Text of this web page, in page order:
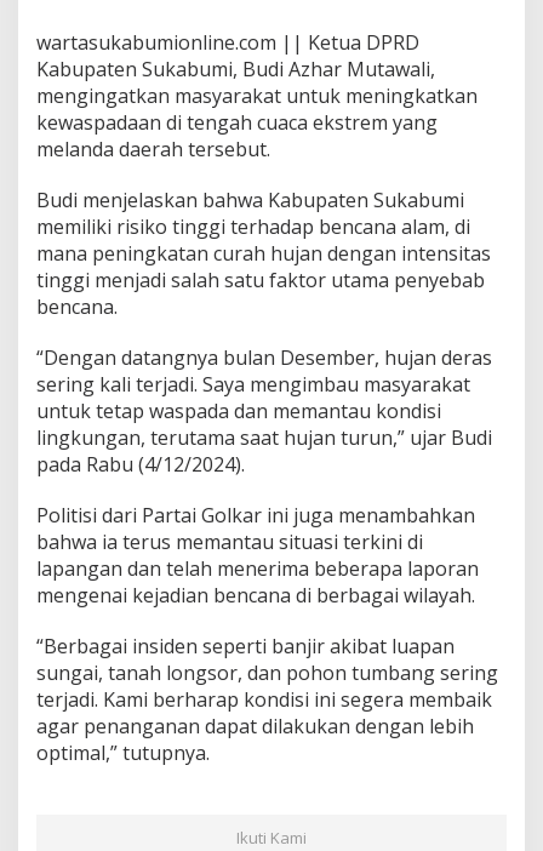
u
t
a
w
l
I
m
b
a
u
r
g
W
a
a
d
a
d
i
e
g
a
h
a
wartasukabumionline.com || Ketua DPRD
Kabupaten Sukabumi, Budi Azhar Mutawali,
mengingatkan masyarakat untuk meningkatkan
kewaspadaan di tengah cuaca ekstrem yang
melanda daerah tersebut.
Budi menjelaskan bahwa Kabupaten Sukabumi
memiliki risiko tinggi terhadap bencana alam, di
mana peningkatan curah hujan dengan intensitas
tinggi menjadi salah satu faktor utama penyebab
bencana.
“Dengan datangnya bulan Desember, hujan deras
sering kali terjadi. Saya mengimbau masyarakat
untuk tetap waspada dan memantau kondisi
lingkungan, terutama saat hujan turun,” ujar Budi
pada Rabu (4/12/2024).
Politisi dari Partai Golkar ini juga menambahkan
bahwa ia terus memantau situasi terkini di
lapangan dan telah menerima beberapa laporan
mengenai kejadian bencana di berbagai wilayah.
“Berbagai insiden seperti banjir akibat luapan
sungai, tanah longsor, dan pohon tumbang sering
terjadi. Kami berharap kondisi ini segera membaik
agar penanganan dapat dilakukan dengan lebih
optimal,” tutupnya.
Ikuti Kami